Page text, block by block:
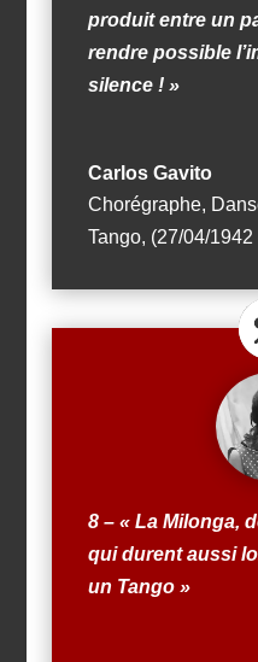
produit entre un
rendre possible
silence ! »
Carlos Gavito
Chorégraphe,
Tango, (27/04/
8 – « La Milonga,
qui durent aussi
un Tango »